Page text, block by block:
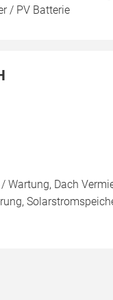
/ PV Batterie
Wartung, Dach